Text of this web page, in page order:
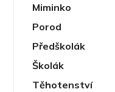
Miminko
Porod
Předškolák
Školák
Těhotenství